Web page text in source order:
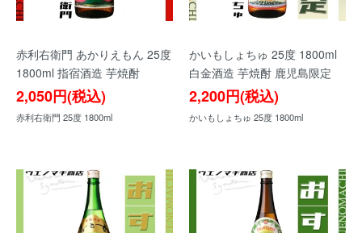
赤利右衛門 あかりえもん 25度
1800ml 指宿酒造 芋焼酎
2,050円(税込)
赤利右衛門 25度 1800ml
かいもしょちゅ 25度 1800ml
白金酒造 芋焼酎 鹿児島限定
2,200円(税込)
かいもしょちゅ 25度 1800ml